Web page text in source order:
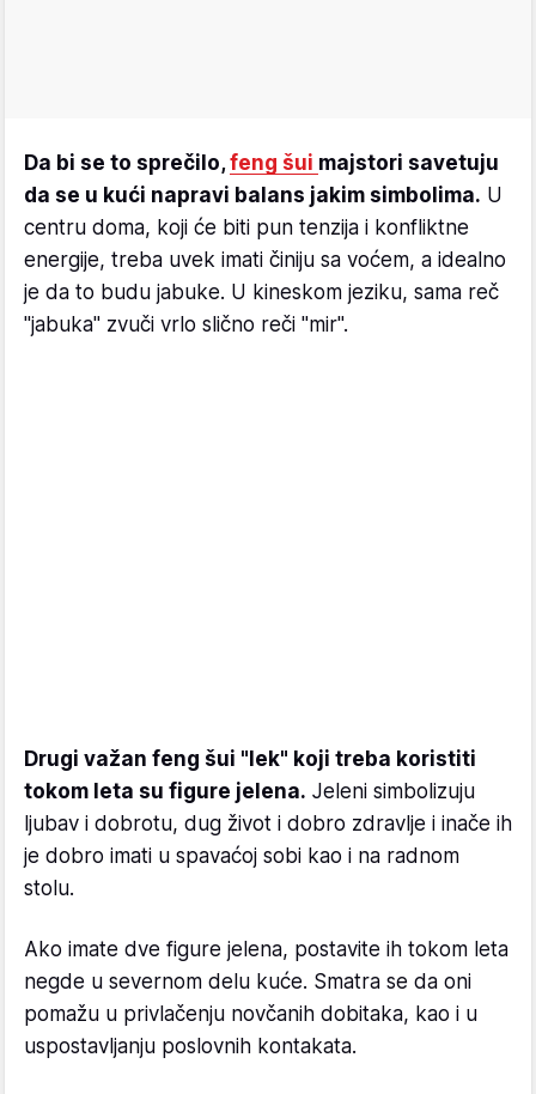
Da bi se to sprečilo,feng šui majstori savetuju
da se u kući napravi balans jakim simbolima. U
centru doma, koji će biti pun tenzija i konfliktne
energije, treba uvek imati činiju sa voćem, a idealno
je da to budu jabuke. U kineskom jeziku, sama reč
"jabuka" zvuči vrlo slično reči "mir".
Drugi važan feng šui "lek" koji treba koristiti
tokom leta su figure jelena. Jeleni simbolizuju
ljubav i dobrotu, dug život i dobro zdravlje i inače ih
je dobro imati u spavaćoj sobi kao i na radnom
stolu.
Ako imate dve figure jelena, postavite ih tokom leta
negde u severnom delu kuće. Smatra se da oni
pomažu u privlačenju novčanih dobitaka, kao i u
uspostavljanju poslovnih kontakata.